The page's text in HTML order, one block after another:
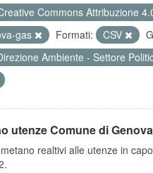
Commons Attribuzione
gas
Formati: CSV
Ambiente - Settore
utenze Comune di
realtivi alle utenze in